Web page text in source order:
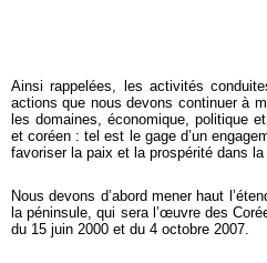
Ainsi rappelées, les activités
actions que nous devons continuer à
les domaines, économique, politique
et coréen : tel est le gage d’un
favoriser la paix et la prospérité dans la
Nous devons d’abord mener haut
la péninsule, qui sera l’œuvre des
du 15 juin 2000 et du 4 octobre 2007.